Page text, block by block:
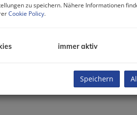
zu speichern. Nähere Informationen
Cookie Policy.
immer aktiv
Speichern